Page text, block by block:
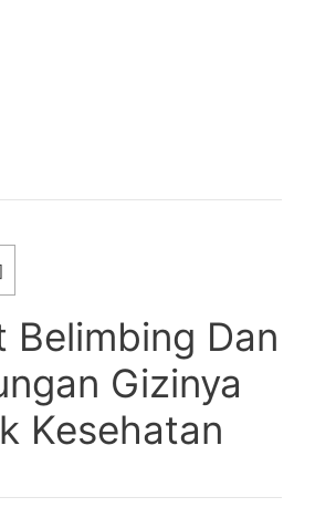
Belimbing Dan
Gizinya
Kesehatan